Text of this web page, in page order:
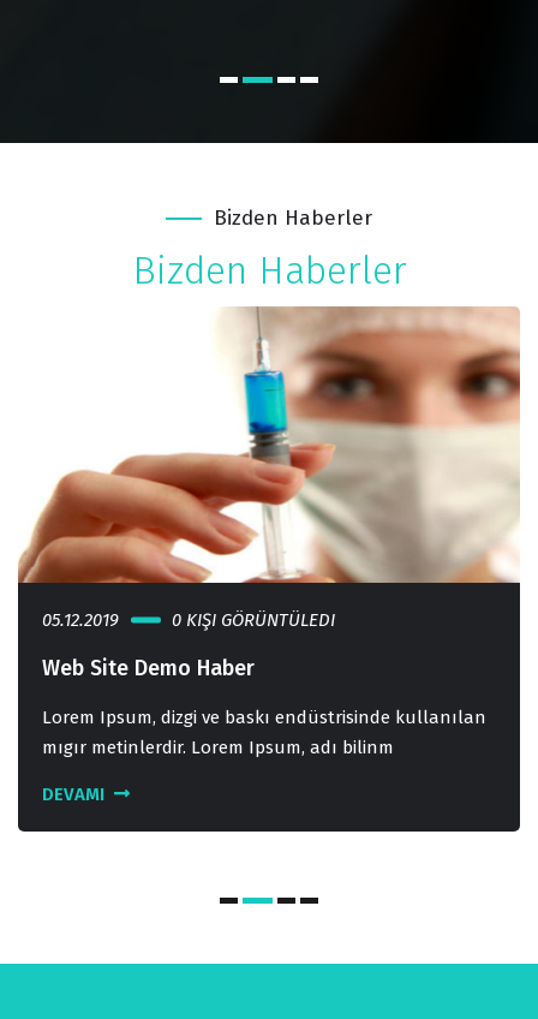
Bizden Haberler
Bizden Haberler
05.12.2019 0 KIŞI GÖRÜNTÜLEDI
Web Site Demo Haber
Lorem Ipsum, dizgi ve baskı endüstrisinde kullanılan
mıgır metinlerdir. Lorem Ipsum, adı bilinm
DEVAMI